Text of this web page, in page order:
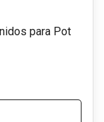
para Pot